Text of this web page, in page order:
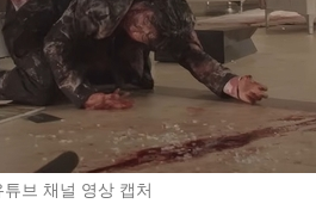
브 채널 영상 캡처